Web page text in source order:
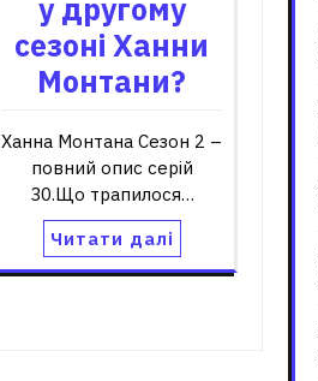
у другому
сезоні Ханни
Монтани?
Ханна Монтана Сезон 2 –
повний опис серій
30.Що трапилося…
Читати далі